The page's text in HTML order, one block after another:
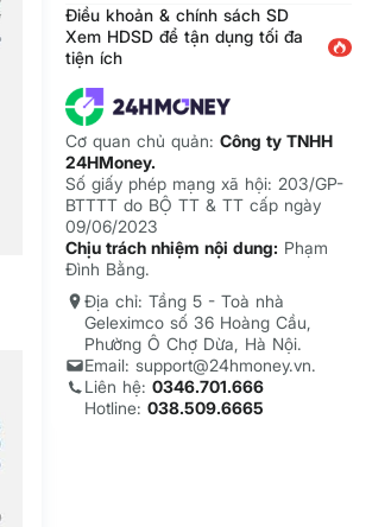
Điều khoản & chính sách SD
Xem HDSD để tận dụng tối đa
tiện ích
Cơ quan chủ quản:Công ty TNHH
24HMoney.
Số giấy phép mạng xã hội: 203/GP-
BTTTT do BỘ TT & TT cấp ngày
09/06/2023
Chịu trách nhiệm nội dung: Phạm
Đình Bằng.
Địa chỉ: Tầng 5 - Toà nhà
Geleximco số 36 Hoàng Cầu,
Phường Ô Chợ Dừa, Hà Nội.
Email: support@24hmoney.vn.
Liên hệ:0346.701.666
Hotline:038.509.6665